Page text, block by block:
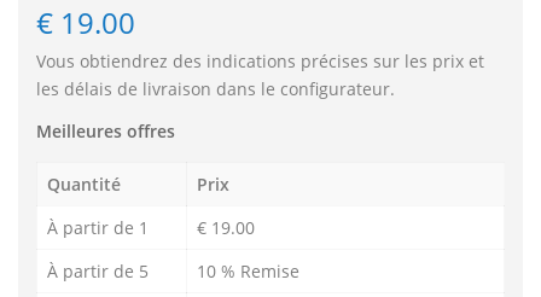
€ 19.00
Vous obtiendrez des indications précises sur les prix et
les délais de livraison dans le configurateur.
Meilleures offres
Quantité
Prix
À partir de 1
€ 19.00
À partir de 5
10 % Remise